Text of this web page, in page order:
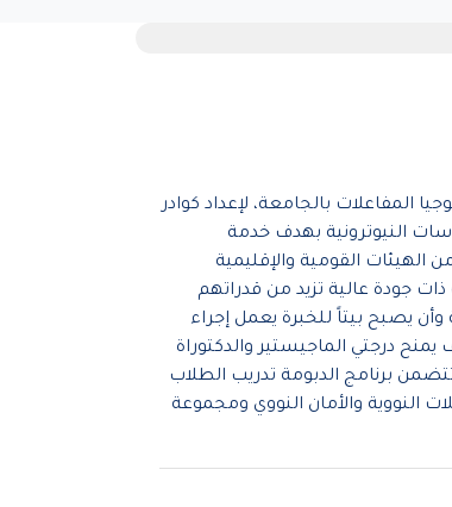
بالجامعة، لإعداد كوادر
النيوترونية بهدف خدمة
القومية والإقليمية
ذات جودة عالية تزيد من قدراتهم
يصبح بيتاً للخبرة يعمل إجراء
درجتي الماجيستير والدكتوراة
برنامج الدبومة تدريب الطلاب
النووية والأمان النووي ومجموعة